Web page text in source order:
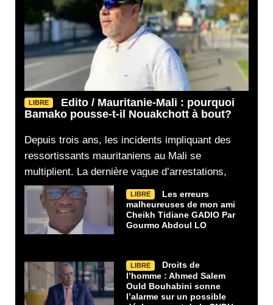
LIBRE
Edito / Mauritanie-Mali : pourquoi
Bamako pousse-t-il Nouakchott à bout?
Depuis trois ans, les incidents impliquant des
ressortissants mauritaniens au Mali se
multiplient. La dernière vague d’arrestations,
LIBRE
Les erreurs
malheureuses de mon ami
Cheikh Tidiane GADIO Par
Gourmo Abdoul LO
LIBRE
Droits de
l’homme : Ahmed Salem
Ould Bouhabini sonne
l’alarme sur un possible